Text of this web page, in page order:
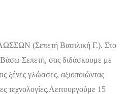
(Σεπετή Βασιλική Γ.). Στο
Βάσω Σεπετή, σας διδάσκουμε με
ξένες γλώσσες, αξιοποιώντας
τεχνολογίες.Λειτουργούμε 15